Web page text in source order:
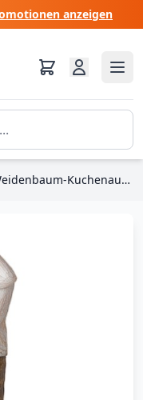
anzeigen
Weidenbaum-Kuchenaufsatz-Set